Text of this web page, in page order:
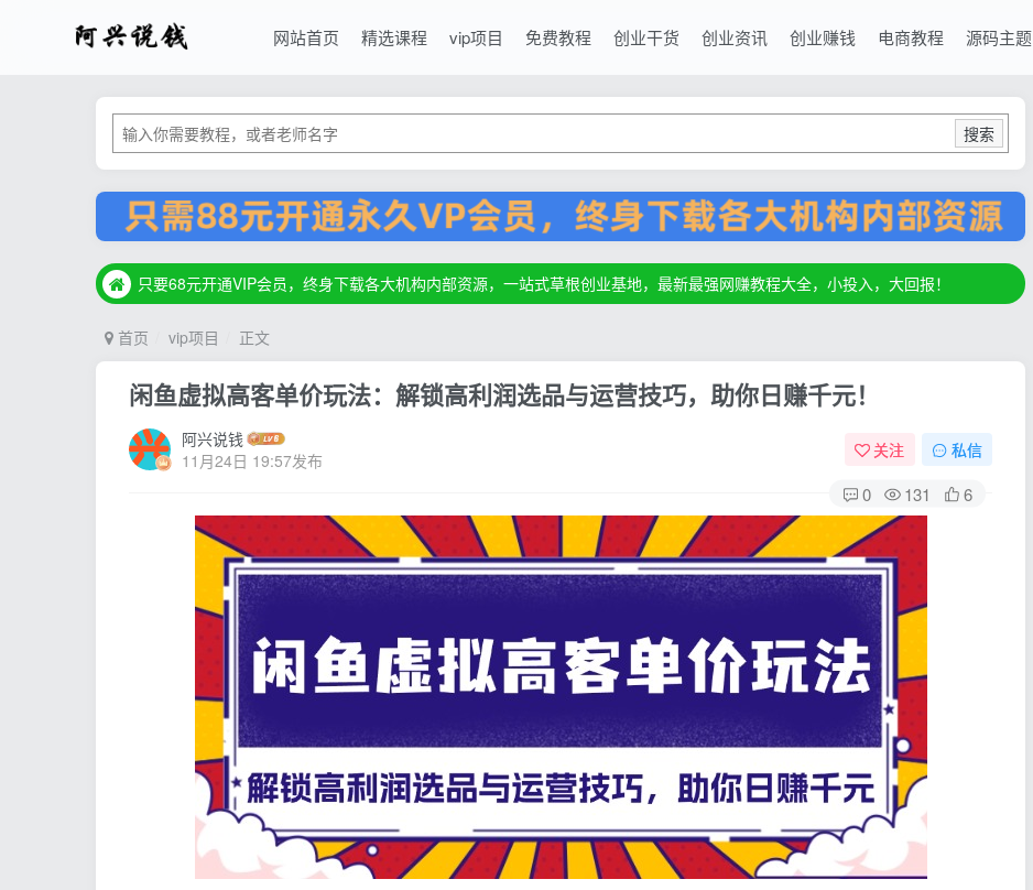
网站首页 精选课程 vip项目 免费教程 创业干货 创业资讯 创业赚钱 电商教程 源码主题
搜索
只要68元开通VIP会员，终身下载各大机构内部资源，一站式草根创业基地，最新最强网赚教程大全，小投入，大回报！
只要68元开通VIP会员，终身下载各大机构内部资源，一站式草根创业基地，最新最强网赚教程大全，小投入，大回报！
只要68元开通VIP会员，终身下载各大机构内部资源，一站式草根创业基地，最新最强网赚教程大全，小投入，大回报！
首页 vip项目 正文
闲鱼虚拟高客单价玩法：解锁高利润选品与运营技巧，助你日赚千元！
阿兴说钱
11月24日 19:57发布
关注 私信
0 131 6